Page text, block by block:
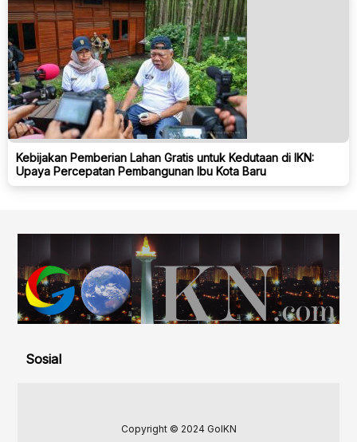
Kebijakan Pemberian Lahan Gratis untuk Kedutaan di IKN:
Upaya Percepatan Pembangunan Ibu Kota Baru
Sosial
Copyright © 2024 GoIKN